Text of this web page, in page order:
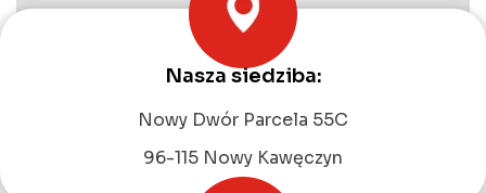
Nasza siedziba:
Nowy Dwór Parcela 55C
96-115 Nowy Kawęczyn